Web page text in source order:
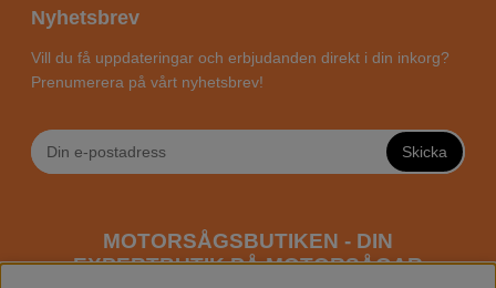
Nyhetsbrev
Vill du få uppdateringar och erbjudanden direkt i din inkorg?
Prenumerera på vårt nyhetsbrev!
Skicka
MOTORSÅGSBUTIKEN - DIN
EXPERTBUTIK PÅ MOTORSÅGAR